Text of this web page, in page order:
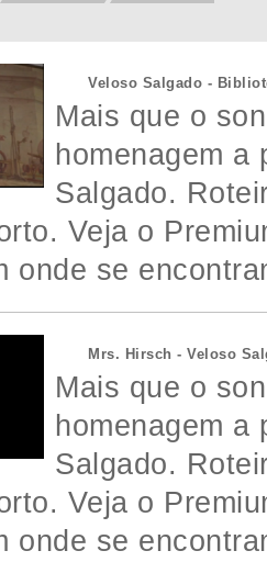
Veloso Salgado -
Mais que o
homenagem a
Salgado.
Veja o
onde se
Mrs. Hirsch - Veloso
Mais que o
homenagem a
Salgado.
Veja o
onde se